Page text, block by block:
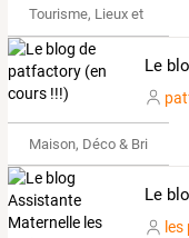
Tourisme, Lieux et
Maison, Déco & Bricolage